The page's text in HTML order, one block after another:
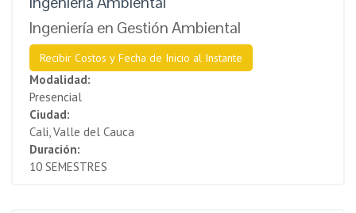
Ingeniería en Gestión Ambiental
Recibir Costos y Fecha de Inicio al Instante
Modalidad:
Presencial
Ciudad:
Cali, Valle del Cauca
Duración:
10 SEMESTRES